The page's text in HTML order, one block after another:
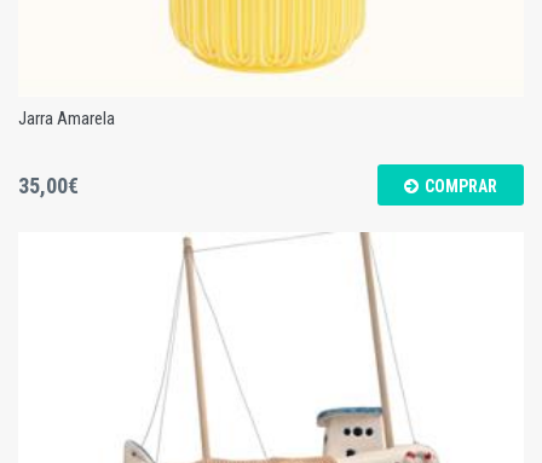
Jarra Amarela
Jarra Amarela
35,00€ COMPRAR